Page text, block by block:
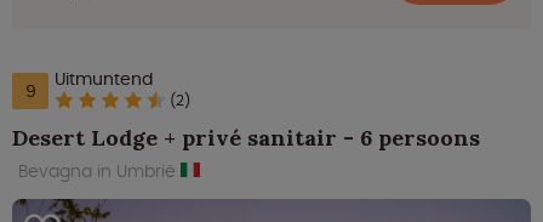
9 Uitmuntend
(2)
Desert Lodge + privé sanitair - 6 persoons
Bevagna in Umbrië